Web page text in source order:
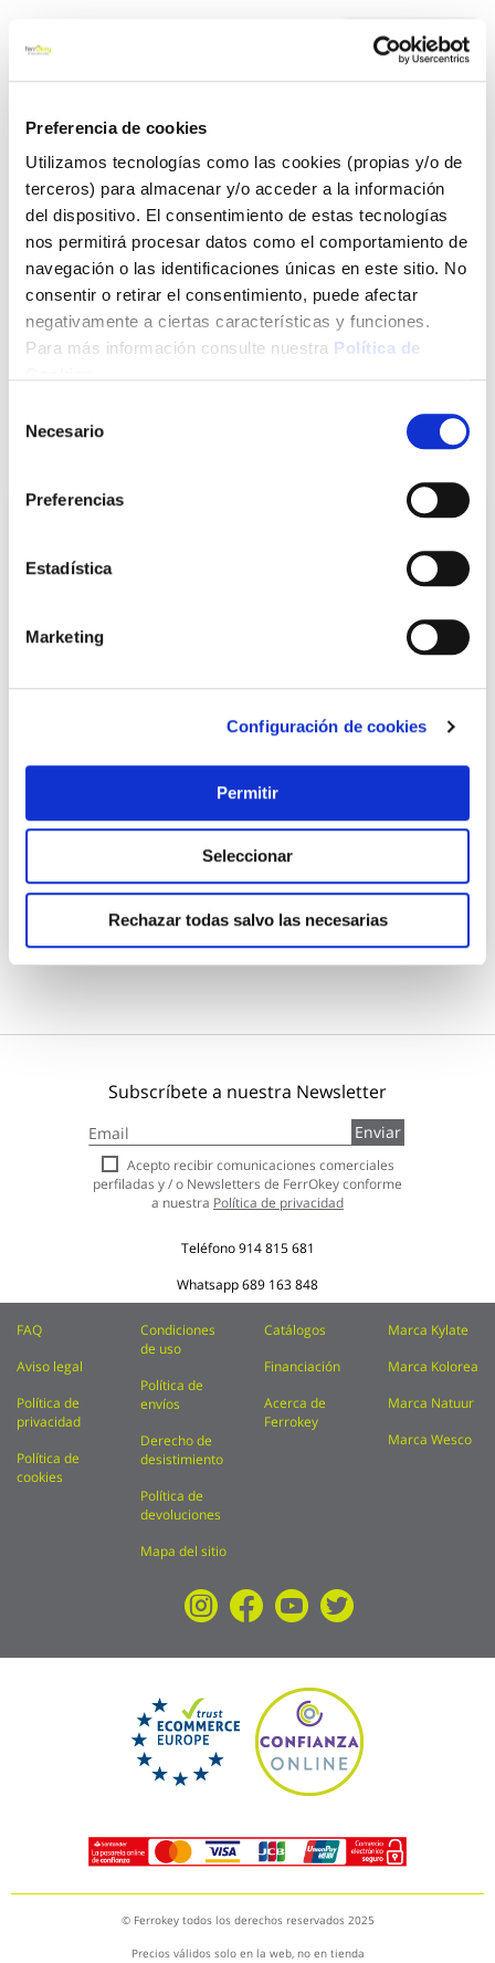
Preferencia de cookies
Utilizamos tecnologías como las cookies (propias y/o de
terceros) para almacenar y/o acceder a la información
del dispositivo. El consentimiento de estas tecnologías
nos permitirá procesar datos como el comportamiento de
navegación o las identificaciones únicas en este sitio. No
consentir o retirar el consentimiento, puede afectar
negativamente a ciertas características y funciones.
Para más información consulte nuestra Política de
Necesario
Preferencias
Estadística
Marketing
Configuración de cookies
Permitir
Seleccionar
Rechazar todas salvo las necesarias
45,05 €
Click&Collect - Recogida gratis
en nuestras tiendas
Envío a domicilio:
5 días hábiles
+ INFO
Cerrojo 946rp/80 sistema r uve, cilindro ø 30x50mm
dorado fac
Fac
73,80 €
Subscríbete a nuestra Newsletter
a
nuestro
boletín
de
Enviar
Acepto recibir comunicaciones comerciales
perfiladas y / o Newsletters de FerrOkey conforme
a nuestra Política de privacidad
Teléfono914 815 681
Whatsapp689 163 848
FAQ
Aviso legal
Política de
privacidad
Política de
cookies
Condiciones
de uso
Política de
envíos
Derecho de
desistimiento
Política de
devoluciones
Mapa del sitio
Catálogos
Financiación
Acerca de
Ferrokey
Marca Kylate
Marca Kolorea
Marca Natuur
Marca Wesco
© Ferrokey todos los derechos reservados 2025
Precios válidos solo en la web, no en tienda